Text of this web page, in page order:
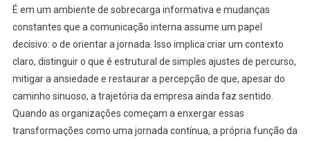
É em um ambiente de sobrecarga informativa e mudanças
constantes que a comunicação interna assume um papel
decisivo: o de orientar a jornada. Isso implica criar um contexto
claro, distinguir o que é estrutural de simples ajustes de percurso,
mitigar a ansiedade e restaurar a percepção de que, apesar do
caminho sinuoso, a trajetória da empresa ainda faz sentido.
Quando as organizações começam a enxergar essas
transformações como uma jornada contínua, a própria função da